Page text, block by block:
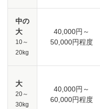
中の
大
10～
20kg
40,000円～
50,000円程度
大
20～
30kg
40,000円～
60,000円程度